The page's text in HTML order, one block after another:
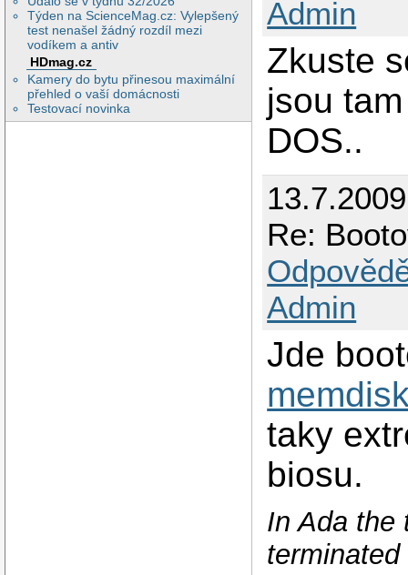
Týden na ScienceMag.cz: Vylepšený
test nenašel žádný rozdíl mezi
vodíkem a antiv
HDmag.cz
Kamery do bytu přinesou maximální
přehled o vaší domácnosti
Testovací novinka
Admin
Zkuste
jsou
DOS..
Re:
Admin
Jde
taky
biosu.
In Ada the